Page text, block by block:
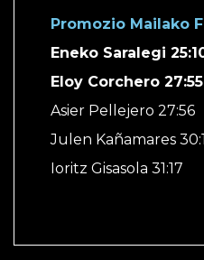
Promozio Mailako
Eneko Saralegi
Eloy Corchero 27:55
Asier Pellejero 27:56
Julen Kañamares
Ioritz Gisasola 31:17